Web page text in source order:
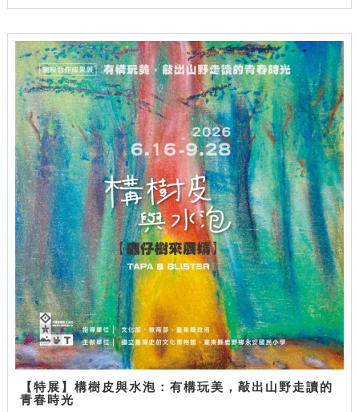
【特展】構樹皮與水泡：有構玩美，敲出山野走讀的
青春時光